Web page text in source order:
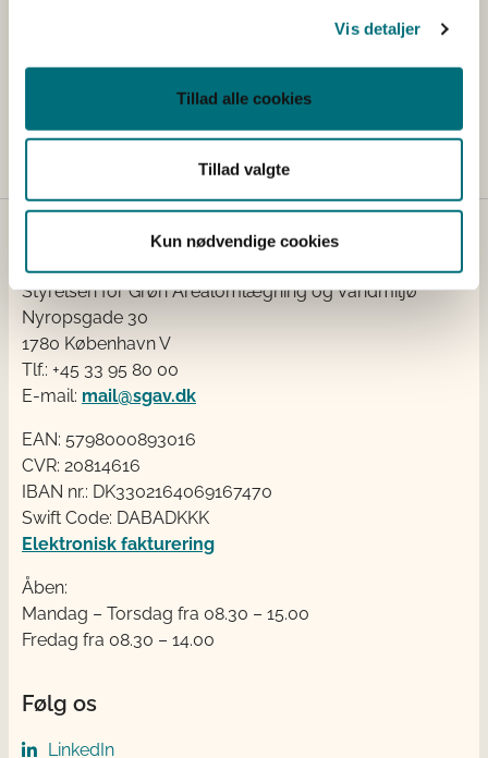
Vis detaljer
Tillad alle cookies
Tillad valgte
Kun nødvendige cookies
Udkast til ny bekendtgørelse om reglerne i lov om
landbrugsejendomme (Regelbekendtgørelsen) er sendt i
Styrelsen for Grøn Arealomlægning og Vandmiljø
Nyropsgade 30
1780 København V
Tlf.: +45 33 95 80 00
E-mail: mail@sgav.dk
EAN: 5798000893016
CVR: 20814616
IBAN nr.: DK3302164069167470
Swift Code: DABADKKK
Elektronisk fakturering
Åben:
Mandag – Torsdag fra 08.30 – 15.00
Fredag fra 08.30 – 14.00
Følg os
LinkedIn